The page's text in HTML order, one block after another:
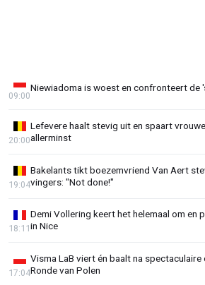
Niewiadoma is woest en confronteert de
09:00
Lefevere haalt stevig uit en spaart
allerminst
20:00
Bakelants tikt boezemvriend Van Aert
vingers: "Not done!"
19:04
Demi Vollering keert het helemaal om en
in Nice
18:11
Visma LaB viert én baalt na
Ronde van Polen
17:04